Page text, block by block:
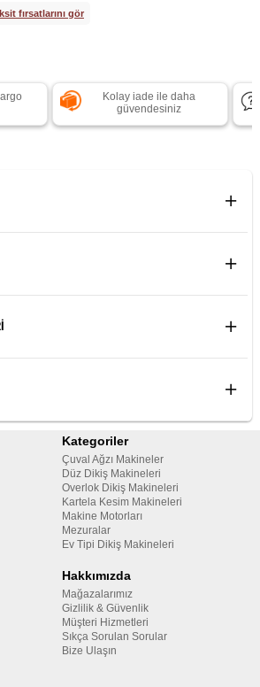
fırsatlarını gör
Kolay iade ile daha
güvendesiniz
Kategoriler
Çuval Ağzı Makineler
Düz Dikiş Makineleri
Overlok Dikiş Makineleri
Kartela Kesim Makineleri
Makine Motorları
Mezuralar
Ev Tipi Dikiş Makineleri
Hakkımızda
Mağazalarımız
Gizlilik & Güvenlik
Müşteri Hizmetleri
Sıkça Sorulan Sorular
Bize Ulaşın